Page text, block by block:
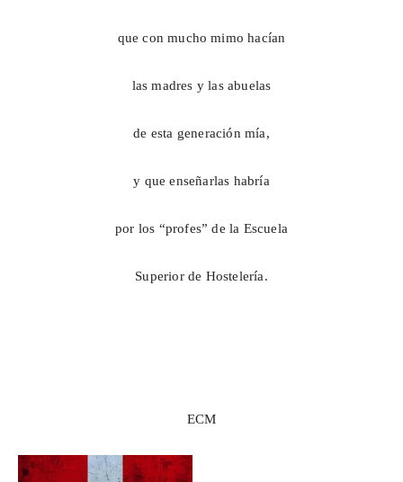
que con mucho mimo hacían
las madres y las abuelas
de esta generación mía,
y que enseñarlas habría
por los “profes” de la Escuela
Superior de Hostelería.
ECM